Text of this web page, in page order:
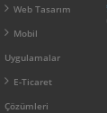
Web Tasarım
Mobil
Uygulamalar
E-Ticaret
Çözümleri